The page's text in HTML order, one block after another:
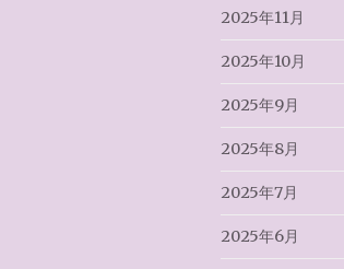
2025年11月
2025年10月
2025年9月
2025年8月
2025年7月
2025年6月